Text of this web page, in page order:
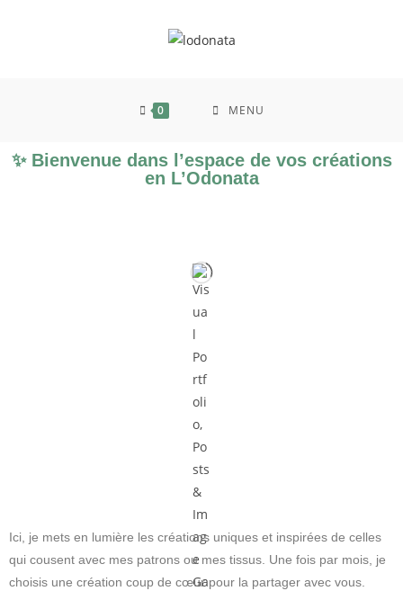
0 MENU
✨ Bienvenue dans l’espace de vos créations
en L’Odonata
Ici, je mets en lumière les créations uniques et inspirées de celles
qui cousent avec mes patrons ou mes tissus. Une fois par mois, je
choisis une création coup de cœur pour la partager avec vous.